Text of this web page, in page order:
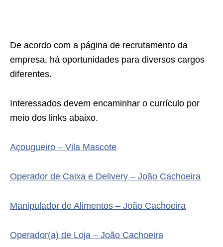
De acordo com a página de recrutamento da
empresa, há oportunidades para diversos cargos
diferentes.
Interessados devem encaminhar o currículo por
meio dos links abaixo.
Açougueiro – Vila Mascote
Operador de Caixa e Delivery – João Cachoeira
Manipulador de Alimentos – João Cachoeira
Operador(a) de Loja – João Cachoeira